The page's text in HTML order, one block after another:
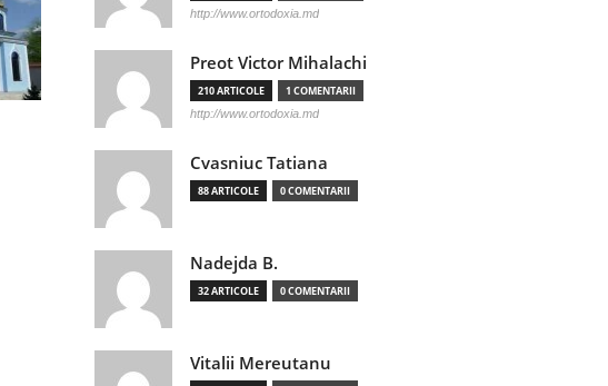
http://www.ortodoxia.md
Preot Victor Mihalachi
210 ARTICOLE 1 COMENTARII
http://www.ortodoxia.md
Cvasniuc Tatiana
88 ARTICOLE 0 COMENTARII
Nadejda B.
32 ARTICOLE 0 COMENTARII
Vitalii Mereutanu